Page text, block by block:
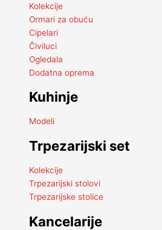
Kolekcije
Ormari za obuću
Cipelari
Čiviluci
Ogledala
Dodatna oprema
Kuhinje
Modeli
Trpezarijski set
Kolekcije
Trpezarijski stolovi
Trpezarijske stolice
Kancelarije